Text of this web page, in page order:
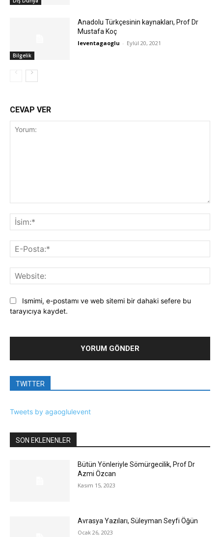
Bilgelik
Anadolu Türkçesinin kaynakları, Prof Dr
Mustafa Koç
leventagaoglu - Eylül 20, 2021
CEVAP VER
Ismimi, e-postamı ve web sitemi bir dahaki sefere bu
tarayıcıya kaydet.
TWITTER
Tweets by agaoglulevent
SON EKLENENLER
Bütün Yönleriyle Sömürgecilik, Prof Dr
Azmi Özcan
Kasım 15, 2023
Avrasya Yazıları, Süleyman Seyfi Öğün
Ocak 26, 2023